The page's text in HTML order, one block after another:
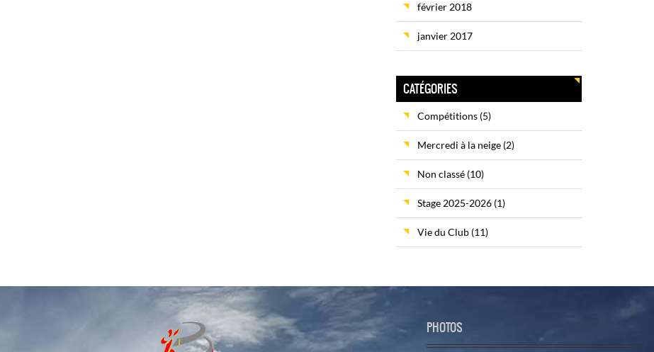
février 2018
janvier 2017
CATÉGORIES
Compétitions(5)
Mercredi à la neige(2)
Non classé(10)
Stage 2025-2026(1)
Vie du Club(11)
PHOTOS